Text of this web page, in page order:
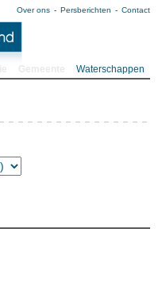
Over ons Persberichten Contact
Waterschappen